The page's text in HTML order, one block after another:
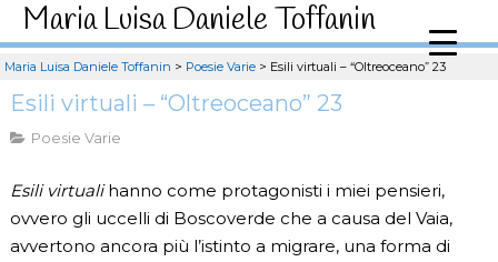
Maria Luisa Daniele Toffanin
Maria Luisa Daniele Toffanin > Poesie Varie > Esili virtuali – “Oltreoceano” 23
Esili virtuali – “Oltreoceano” 23
Poesie Varie
Esili virtualihanno come protagonisti i miei pensieri,
ovvero gli uccelli di Boscoverde che a causa del Vaia,
avvertono ancora più l’istinto a migrare, una forma di